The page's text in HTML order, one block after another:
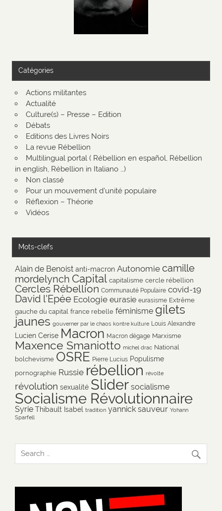
Catégories
Actions militantes
Actualité
Culture(s) – Presse – Edition
Débats
Editions des Livres Noirs
La revue Rébellion
Multilingual portal ( Rébellion en español, Rébellion
in english, Rébellion in Italiano …)
Non classé
Pour un mouvement d'unité populaire
Réflexion – Théorie
Vidéos
Mots-clefs
Alain de Benoist anti-macron Autonomie camille
mordelynch Capital capitalisme cercle rébellion
Cercles Rébellion Communauté Populaire covid-19
David l'Epée Ecologie eurasie eurasisme Extrême
gauche du capital france rebelle féminisme gilets
jaunes gouverner par le chaos kontre kulture Louis Alexandre
Lucien Cerise Macron Macron dégage Marxisme
Maxence Smaniotto michel drac National
bolchevisme OSRE Pierre Lucius Populisme
pornographie Russie rébellion révolte
révolution sexualité Slider socialisme
Socialisme Révolutionnaire
Syrie Thibault Isabel tradition yannick sauveur Yohann
Sparfell